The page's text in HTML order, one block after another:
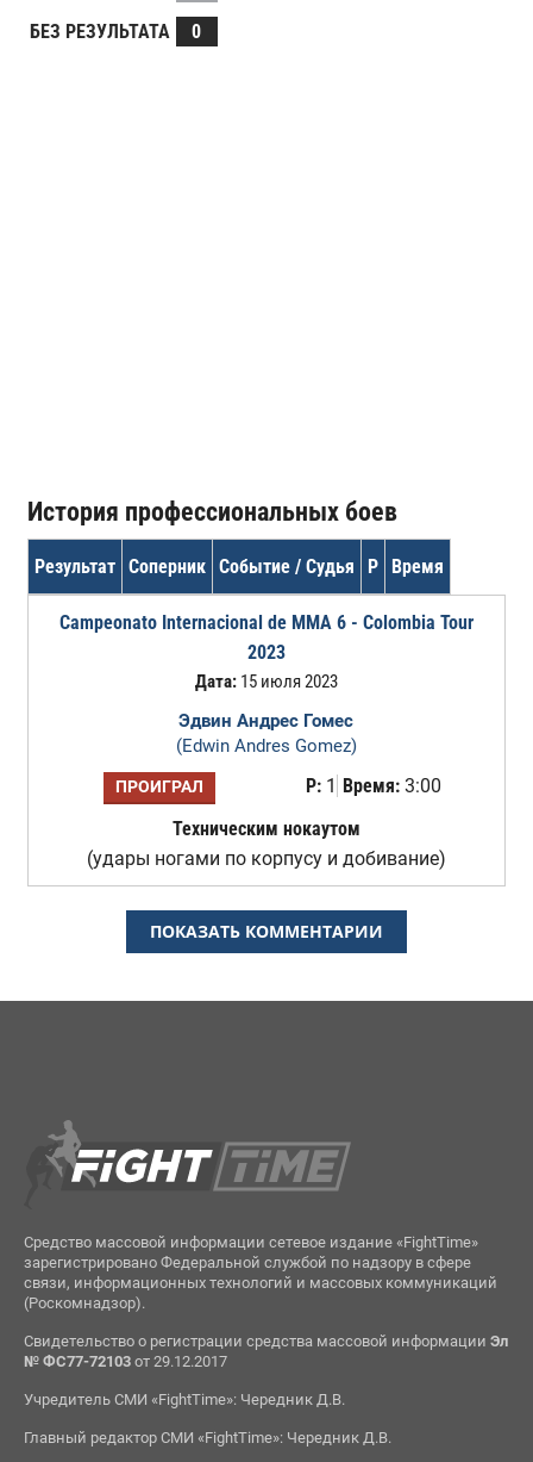
БЕЗ РЕЗУЛЬТАТА
0
История профессиональных боев
Результат Соперник Событие / Судья Р Время
Campeonato Internacional de MMA 6 - Colombia Tour
2023
Дата:15 июля 2023
Эдвин Андрес Гомес
(Edwin Andres Gomez)
ПРОИГРАЛ Р:1 Время:3:00
Техническим нокаутом
(удары ногами по корпусу и добивание)
ПОКАЗАТЬ КОММЕНТАРИИ
Средство массовой информации сетевое издание «FightTime»
зарегистрировано Федеральной службой по надзору в сфере
связи, информационных технологий и массовых коммуникаций
(Роскомнадзор).
Свидетельство о регистрации средства массовой информации Эл
№ ФС77-72103от 29.12.2017
Учредитель СМИ «FightTime»: Чередник Д.В.
Главный редактор СМИ «FightTime»: Чередник Д.В.